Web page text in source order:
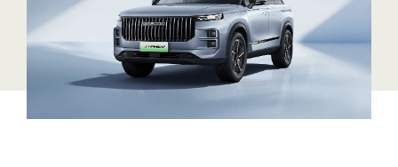
Designer Outlets Parndorf und Salzburg
DOMOFERM
Essity